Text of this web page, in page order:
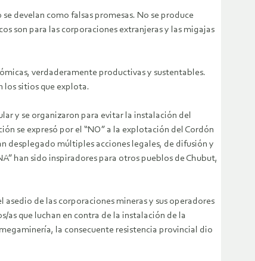
develan como falsas promesas. No se produce
son para las corporaciones extranjeras y las migajas
verdaderamente productivas y sustentables.
los sitios que explota.
y se organizaron para evitar la instalación del
se expresó por el “NO” a la explotación del Cordón
desplegado múltiples acciones legales, de difusión y
han sido inspiradores para otros pueblos de Chubut,
de las corporaciones mineras y sus operadores
as que luchan en contra de la instalación de la
la consecuente resistencia provincial dio